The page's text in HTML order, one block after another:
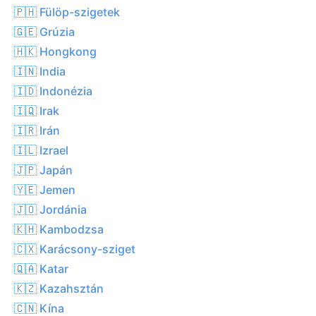
🇵🇭 Fülöp-szigetek
🇬🇪 Grúzia
🇭🇰 Hongkong
🇮🇳 India
🇮🇩 Indonézia
🇮🇶 Irak
🇮🇷 Irán
🇮🇱 Izrael
🇯🇵 Japán
🇾🇪 Jemen
🇯🇴 Jordánia
🇰🇭 Kambodzsa
🇨🇽 Karácsony-sziget
🇶🇦 Katar
🇰🇿 Kazahsztán
🇨🇳 Kína